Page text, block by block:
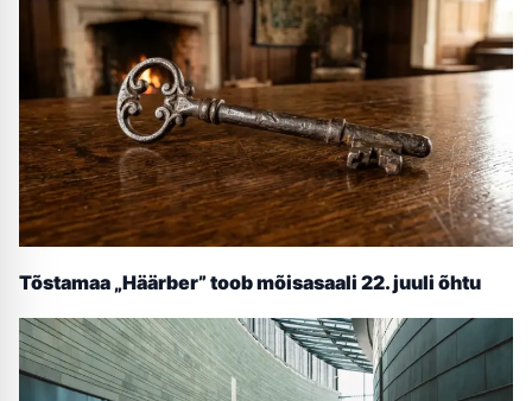
Tõstamaa „Häärber” toob mõisasaali 22. juuli õhtu